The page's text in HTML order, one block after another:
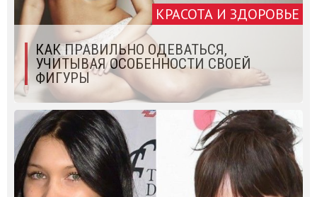
КРАСОТА И ЗДОРОВЬЕ
КАК ПРАВИЛЬНО ОДЕВАТЬСЯ,
УЧИТЫВАЯ ОСОБЕННОСТИ СВОЕЙ
ФИГУРЫ